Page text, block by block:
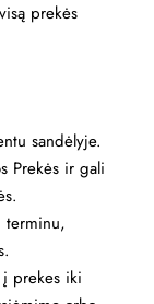
prekės
sandėlyje.
Prekės ir gali
terminu,
į prekes iki